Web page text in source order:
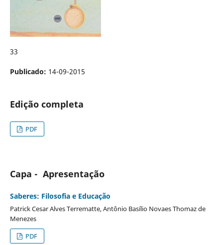
33
Publicado: 14-09-2015
Edição completa
PDF
Capa - Apresentação
Saberes: Filosofia e Educação
Patrick Cesar Alves Terrematte, Antônio Basílio Novaes Thomaz de
Menezes
PDF